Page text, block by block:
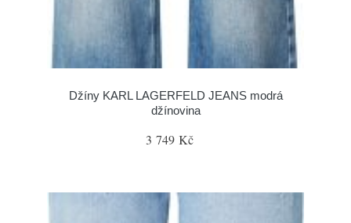
Džíny KARL LAGERFELD JEANS modrá
džínovina
3 749 Kč